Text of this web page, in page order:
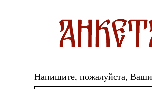
Напишите, пожалуйста,